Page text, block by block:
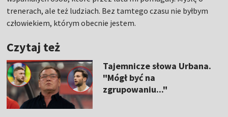
trenerach, ale też ludziach. Bez tamtego czasu nie byłbym
człowiekiem, którym obecnie jestem.
Czytaj też
Tajemnicze słowa Urbana.
"Mógł być na
zgrupowaniu..."